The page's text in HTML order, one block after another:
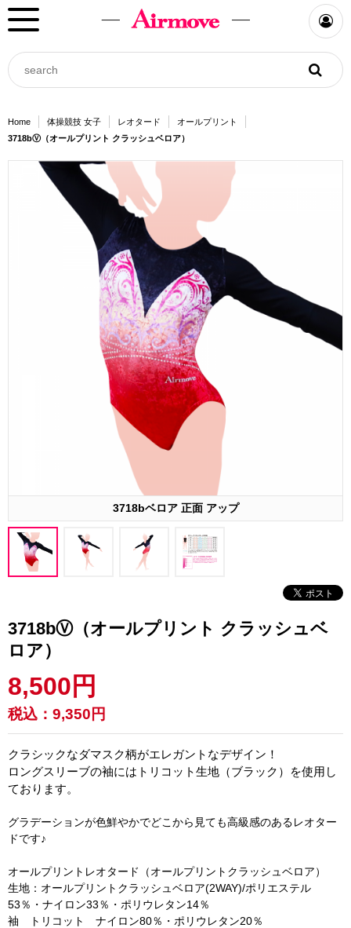
Home 体操競技 女子 レオタード
オールプリント
3718bⓋ（オールプリント クラッシュベロア）
3718bベロア 正面 アップ
3718bⓋ（オールプリント クラッシュベ
ロア）
8,500円
税込： 9,350円
クラシックなダマスク柄がエレガントなデザイン！
ロングスリーブの袖にはトリコット生地（ブラック）を使用し
ております。
グラデーションが色鮮やかでどこから見ても高級感のあるレオター
ドです♪
オールプリントレオタード（オールプリントクラッシュベロア）
生地：オールプリントクラッシュベロア(2WAY)/ポリエステル
53％・ナイロン33％・ポリウレタン14％
袖 トリコット ナイロン80％・ポリウレタン20％